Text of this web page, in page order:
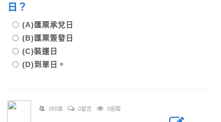
日？
(A)匯票承兌日
(B)匯票簽發日
(C)裝運日
(D)到單日。
0討論 0留言 0追蹤